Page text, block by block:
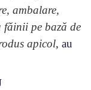
ambalare,
făinii pe bază de
apicol, au